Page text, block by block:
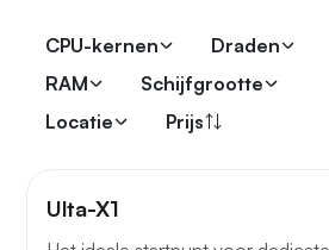
CPU-kernen
Draden
RAM
Schijfgrootte
Locatie
Prijs
Ulta-X1